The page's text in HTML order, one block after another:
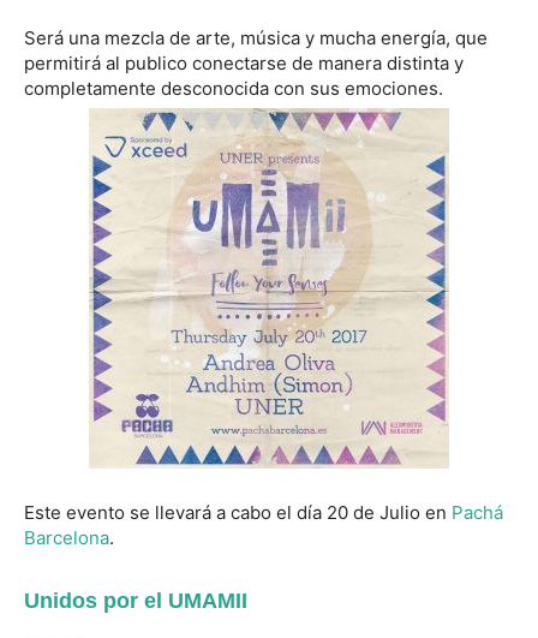
Será una mezcla de arte, música y mucha energía, que
permitirá al publico conectarse de manera distinta y
completamente desconocida con sus emociones.
Este evento se llevará a cabo el día 20 de Julio en Pachá
Barcelona.
Unidos por el UMAMII